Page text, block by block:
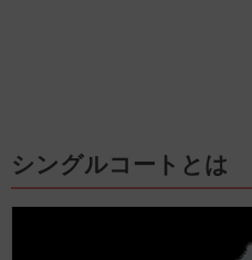
シングルコートとは